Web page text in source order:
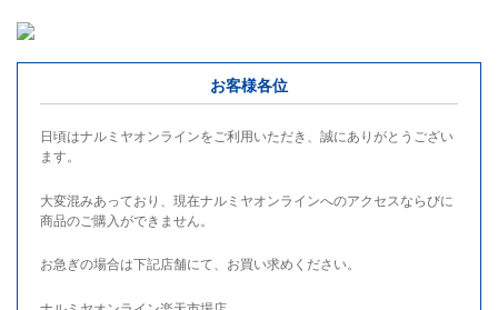
お客様各位
日頃はナルミヤオンラインをご利用いただき、誠にありがとうござい
ます。
大変混みあっており、現在ナルミヤオンラインへのアクセスならびに
商品のご購入ができません。
お急ぎの場合は下記店舗にて、お買い求めください。